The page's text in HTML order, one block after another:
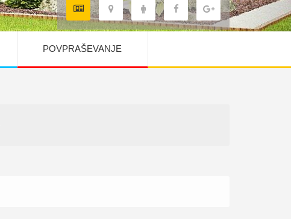
POVPRAŠEVANJE